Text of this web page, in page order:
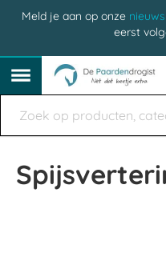
Meld je aan op onze
eerst